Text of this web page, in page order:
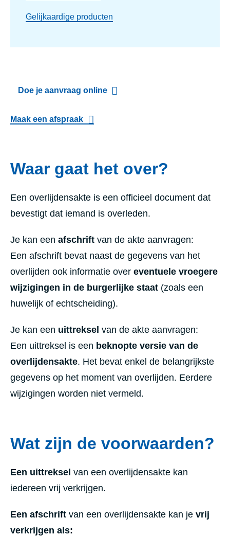
Gelijkaardige producten
Doe je aanvraag online
Maak een afspraak
Waar gaat het over?
Een overlijdensakte is een officieel document dat
bevestigt dat iemand is overleden.
Je kan een afschrift van de akte aanvragen:
Een afschrift bevat naast de gegevens van het
overlijden ook informatie over eventuele vroegere
wijzigingen in de burgerlijke staat (zoals een
huwelijk of echtscheiding).
Je kan een uittreksel van de akte aanvragen:
Een uittreksel is een beknopte versie van de
overlijdensakte. Het bevat enkel de belangrijkste
gegevens op het moment van overlijden. Eerdere
wijzigingen worden niet vermeld.
Wat zijn de voorwaarden?
Een uittreksel van een overlijdensakte kan
iedereen vrij verkrijgen.
Een afschrift van een overlijdensakte kan je vrij
verkrijgen als: